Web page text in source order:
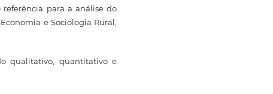
referência para a análise do
e Sociologia Rural,
qualitativo, quantitativo e